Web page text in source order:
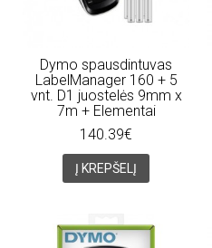
Dymo spausdintuvas
LabelManager 160 + 5
vnt. D1 juostelės 9mm x
7m + Elementai
140.39€
Į KREPŠELĮ